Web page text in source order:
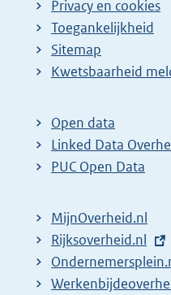
Privacy en cookies
Toegankelijkheid
Sitemap
E
t
e
r
l
i
n
k
Kwetsbaarheid
Open data
Linked Data
PUC Open Data
MijnOverheid.nl
E
x
t
Rijksoverheid.nl
E
x
E